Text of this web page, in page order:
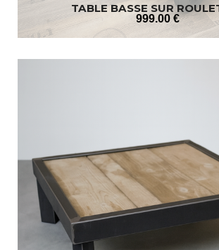
TABLE BASSE SUR
999.00 €